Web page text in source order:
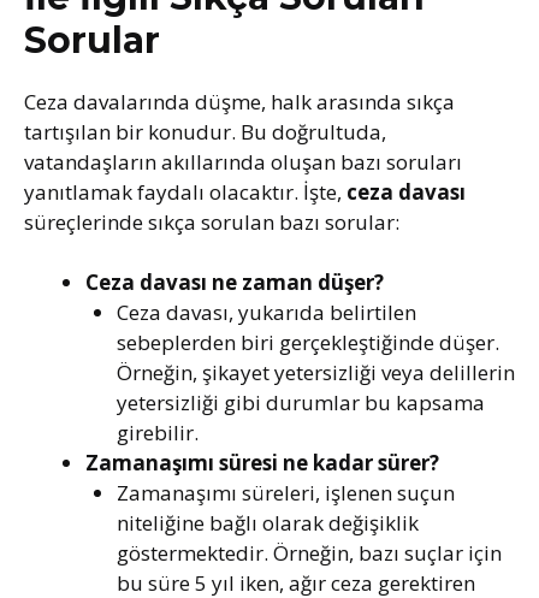
Sorular
Ceza davalarında düşme, halk arasında sıkça
tartışılan bir konudur. Bu doğrultuda,
vatandaşların akıllarında oluşan bazı soruları
yanıtlamak faydalı olacaktır. İşte, ceza davası
süreçlerinde sıkça sorulan bazı sorular:
Ceza davası ne zaman düşer?
Ceza davası, yukarıda belirtilen
sebeplerden biri gerçekleştiğinde düşer.
Örneğin, şikayet yetersizliği veya delillerin
yetersizliği gibi durumlar bu kapsama
girebilir.
Zamanaşımı süresi ne kadar sürer?
Zamanaşımı süreleri, işlenen suçun
niteliğine bağlı olarak değişiklik
göstermektedir. Örneğin, bazı suçlar için
bu süre 5 yıl iken, ağır ceza gerektiren